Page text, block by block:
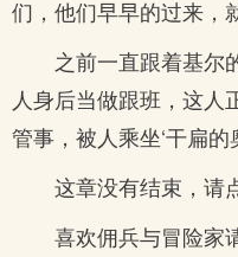
们，他们早早的过来，
之前一直跟着基尔
人身后当做跟班，这人
管事，被人乘坐‘干扁的
这章没有结束，请
喜欢佣兵与冒险家